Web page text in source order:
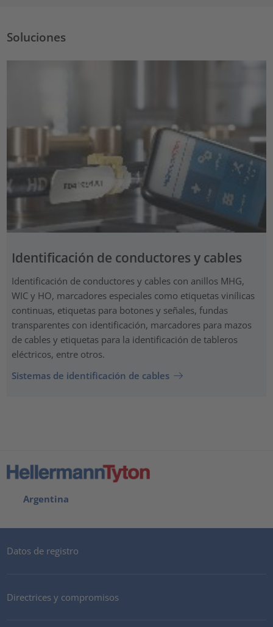
Soluciones
Identificación de conductores y cables
Identificación de conductores y cables con anillos MHG,
WIC y HO, marcadores especiales como etiquetas vinílicas
continuas, etiquetas para botones y señales, fundas
transparentes con identificación, marcadores para mazos
de cables y etiquetas para la identificación de tableros
eléctricos, entre otros.
Sistemas de identificación de cables
Argentina
Datos de registro
Directrices y compromisos